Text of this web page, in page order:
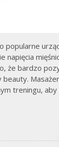
popularne
napięcia
że bardzo
treningu,